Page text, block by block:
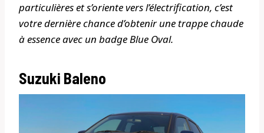
particulières et s’oriente vers l’électrification, c’est
votre dernière chance d’obtenir une trappe chaude
à essence avec un badge Blue Oval.
Suzuki Baleno